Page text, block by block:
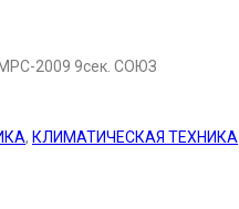
2009 9сек. СОЮЗ
, КЛИМАТИЧЕСКАЯ ТЕХНИКА